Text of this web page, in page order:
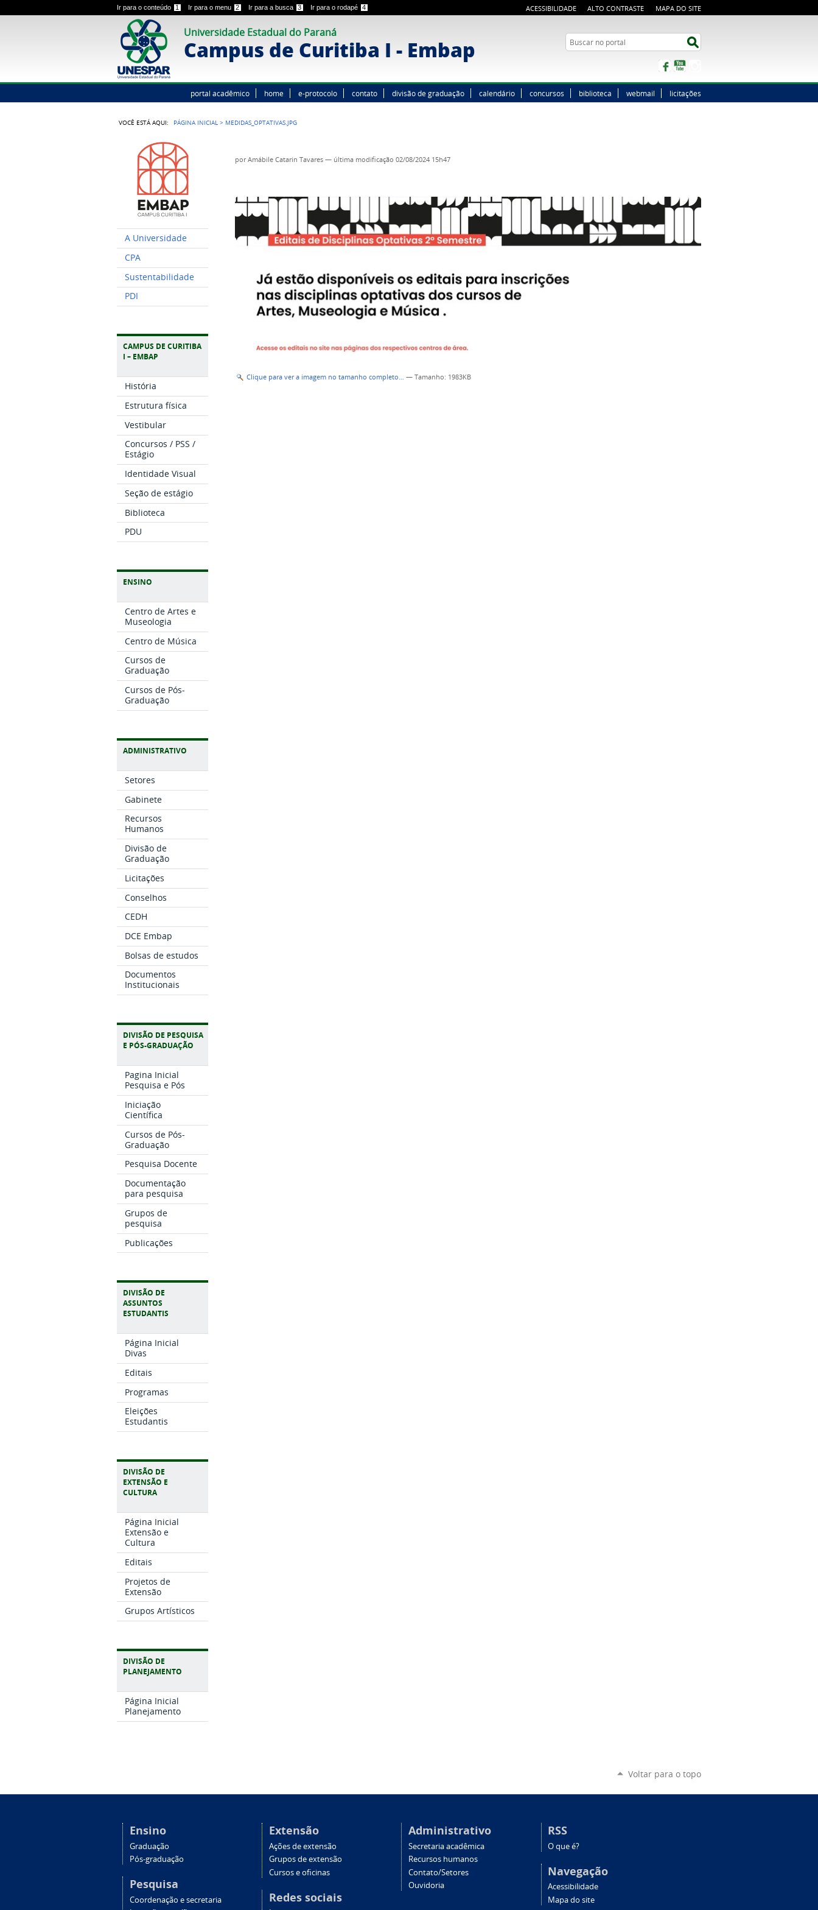
Ir para o conteúdo 1 Ir para o menu 2 Ir para a busca 3 Ir para o rodapé 4 ACESSIBILIDADE ALTO CONTRASTE MAPA DO SITE
Universidade Estadual do Paraná
Campus de Curitiba I - Embap Buscar no portal
Facebook
portal acadêmico home e-protocolo contato divisão de graduação calendário concursos biblioteca webmail licitações
VOCÊ ESTÁ AQUI: PÁGINA INICIAL > MEDIDAS_OPTATIVAS.JPG
A Universidade
CPA
Sustentabilidade
PDI
CAMPUS DE CURITIBA
I – EMBAP
História
Estrutura física
Vestibular
Concursos / PSS /
Estágio
Identidade Visual
Seção de estágio
Biblioteca
PDU
ENSINO
Centro de Artes e
Museologia
Centro de Música
Cursos de
Graduação
Cursos de Pós-
Graduação
ADMINISTRATIVO
Setores
Gabinete
Recursos
Humanos
Divisão de
Graduação
Licitações
Conselhos
CEDH
DCE Embap
Bolsas de estudos
Documentos
Institucionais
DIVISÃO DE PESQUISA
E PÓS-GRADUAÇÃO
Pagina Inicial
Pesquisa e Pós
Iniciação
Científica
Cursos de Pós-
Graduação
Pesquisa Docente
Documentação
para pesquisa
Grupos de
pesquisa
Publicações
DIVISÃO DE
ASSUNTOS
ESTUDANTIS
Página Inicial
Divas
Editais
Programas
Eleições
Estudantis
DIVISÃO DE
EXTENSÃO E
CULTURA
Página Inicial
Extensão e
Cultura
Editais
Projetos de
Extensão
Grupos Artísticos
DIVISÃO DE
PLANEJAMENTO
Página Inicial
Planejamento
porAmábile Catarin Tavares — última modificação 02/08/2024 15h47
Clique para ver a imagem no tamanho completo… —Tamanho: 1983KB
Voltar para o topo
Ensino
Graduação
Pós-graduação
Pesquisa
Coordenação e secretaria
Extensão
Ações de extensão
Grupos de extensão
Cursos e oficinas
Redes sociais
Administrativo
Secretaria acadêmica
Recursos humanos
Contato/Setores
Ouvidoria
RSS
O que é?
Navegação
Acessibilidade
Mapa do site